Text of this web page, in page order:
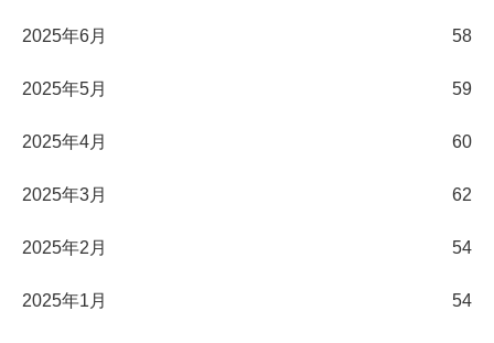
2025年6月 58
2025年5月 59
2025年4月 60
2025年3月 62
2025年2月 54
2025年1月 54